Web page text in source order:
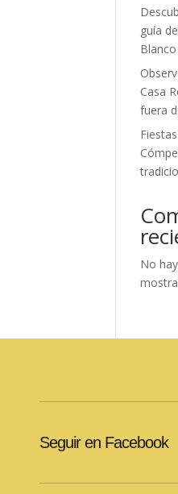
guía
Blanco
Casa
fuera
No
Seguir en Facebook